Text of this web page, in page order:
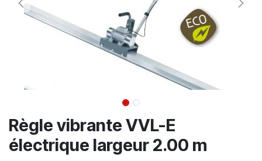
Règle vibrante VVL-E
électrique largeur 2.00 m